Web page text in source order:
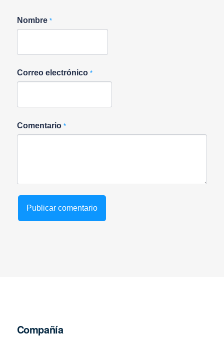
Nombre *
Correo electrónico *
Comentario *
Compañía